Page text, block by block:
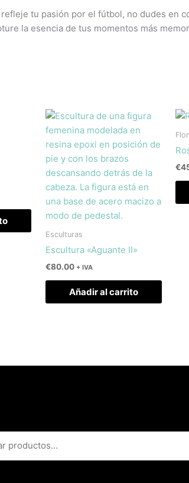
tu pasión por el fútbol, no dudes en
la esencia de tus momentos más
Esculturas
Escultura «Aguante II»
€80.00 + IVA
Añadir al carrito
€